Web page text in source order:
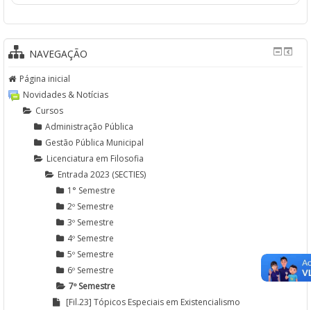
NAVEGAÇÃO
Página inicial
Novidades & Notícias
Cursos
Administração Pública
Gestão Pública Municipal
Licenciatura em Filosofia
Entrada 2023 (SECTIES)
1° Semestre
2º Semestre
3º Semestre
4º Semestre
5º Semestre
6º Semestre
7º Semestre
[Fil.23] Tópicos Especiais em Existencialismo